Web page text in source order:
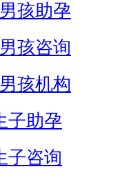
孩助孕
孩咨询
孩机构
子助孕
子咨询